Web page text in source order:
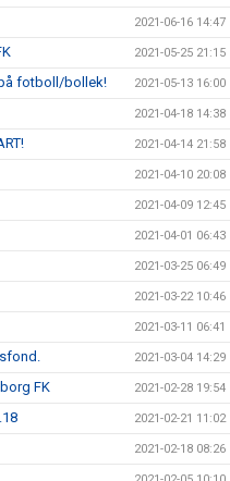
2021-06-16 14:47
2021-05-25 21:15
fotboll/bollek! 2021-05-13 16:00
2021-04-18 14:38
2021-04-14 21:58
2021-04-10 20:08
2021-04-09 12:45
2021-04-01 06:43
2021-03-25 06:49
2021-03-22 10:46
2021-03-11 06:41
2021-03-04 14:29
FK 2021-02-28 19:54
2021-02-21 11:02
2021-02-18 08:26